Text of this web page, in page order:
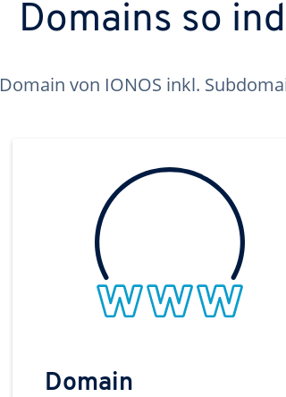
Domains so
Domain von IONOS inkl.
Domain